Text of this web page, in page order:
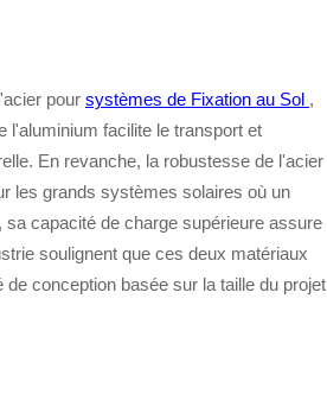
pour systèmes de Fixation au Sol ,
l'aluminium facilite le transport et
En revanche, la robustesse de l'acier
les grands systèmes solaires où un
capacité de charge supérieure assure
soulignent que ces deux matériaux
conception basée sur la taille du projet